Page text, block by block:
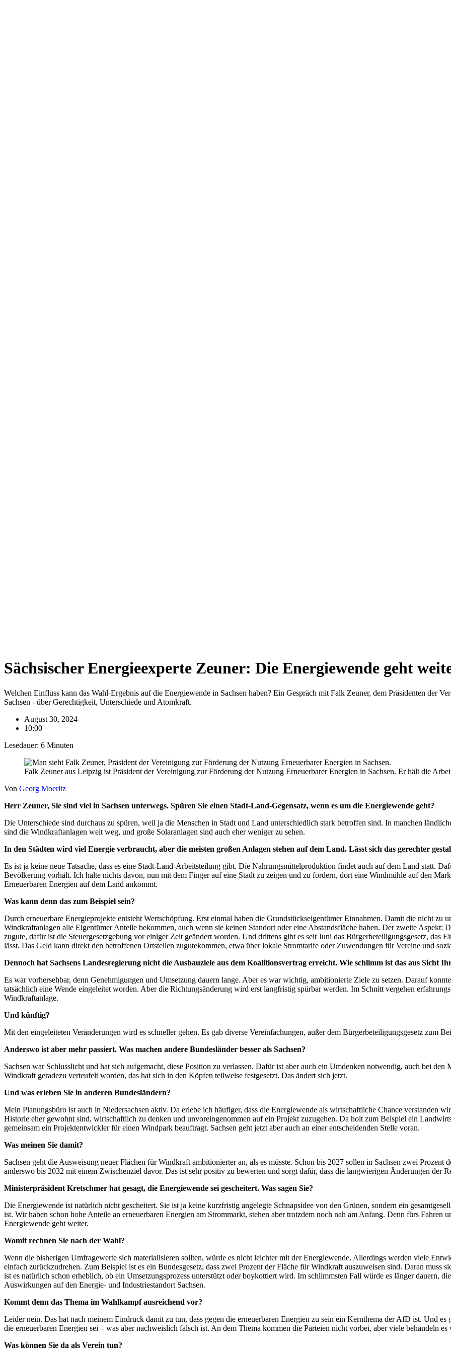
Sächsischer Energieexperte Zeuner: Die Energiewende geht
Welchen Einfluss kann das Wahl-Ergebnis auf die Energiewende in Sachsen haben? Ein Gespräch mit Falk Zeuner, dem Präsidenten der
Sachsen - über Gerechtigkeit, Unterschiede und Atomkraft.
August 30, 2024
10:00
Lesedauer: 6 Minuten
Falk Zeuner aus Leipzig ist Präsident der Vereinigung zur Förderung der Nutzung Erneuerbarer Energien in Sachsen. Er hält die
Von Georg Moeritz
Herr Zeuner, Sie sind viel in Sachsen unterwegs. Spüren Sie einen Stadt-Land-Gegensatz, wenn es um die Energiewende geht?
Die Unterschiede sind durchaus zu spüren, weil ja die Menschen in Stadt und Land unterschiedlich stark betroffen sind. In manchen
sind die Windkraftanlagen weit weg, und große Solaranlagen sind auch eher weniger zu sehen.
In den Städten wird viel Energie verbraucht, aber die meisten großen Anlagen stehen auf dem Land. Lässt sich das gerechter
Es ist ja keine neue Tatsache, dass es eine Stadt-Land-Arbeitsteilung gibt. Die Nahrungsmittelproduktion findet auch auf dem Land statt.
Bevölkerung vorhält. Ich halte nichts davon, nun mit dem Finger auf eine Stadt zu zeigen und zu fordern, dort eine Windmühle auf den
Erneuerbaren Energien auf dem Land ankommt.
Was kann denn das zum Beispiel sein?
Durch erneuerbare Energieprojekte entsteht Wertschöpfung. Erst einmal haben die Grundstückseigentümer Einnahmen. Damit die nicht zu
Windkraftanlagen alle Eigentümer Anteile bekommen, auch wenn sie keinen Standort oder eine Abstandsfläche haben. Der zweite Aspekt:
zugute, dafür ist die Steuergesetzgebung vor einiger Zeit geändert worden. Und drittens gibt es seit Juni das Bürgerbeteiligungsgesetz, das
lässt. Das Geld kann direkt den betroffenen Ortsteilen zugutekommen, etwa über lokale Stromtarife oder Zuwendungen für Vereine und
Dennoch hat Sachsens Landesregierung nicht die Ausbauziele aus dem Koalitionsvertrag erreicht. Wie schlimm ist das aus
Es war vorhersehbar, denn Genehmigungen und Umsetzung dauern lange. Aber es war wichtig, ambitionierte Ziele zu setzen. Darauf
tatsächlich eine Wende eingeleitet worden. Aber die Richtungsänderung wird erst langfristig spürbar werden. Im Schnitt vergehen
Windkraftanlage.
Und künftig?
Mit den eingeleiteten Veränderungen wird es schneller gehen. Es gab diverse Vereinfachungen, außer dem Bürgerbeteiligungsgesetz zum
Anderswo ist aber mehr passiert. Was machen andere Bundesländer besser als Sachsen?
Sachsen war Schlusslicht und hat sich aufgemacht, diese Position zu verlassen. Dafür ist aber auch ein Umdenken notwendig, auch bei
Windkraft geradezu verteufelt worden, das hat sich in den Köpfen teilweise festgesetzt. Das ändert sich jetzt.
Und was erleben Sie in anderen Bundesländern?
Mein Planungsbüro ist auch in Niedersachsen aktiv. Da erlebe ich häufiger, dass die Energiewende als wirtschaftliche Chance verstanden
Historie eher gewohnt sind, wirtschaftlich zu denken und unvoreingenommen auf ein Projekt zuzugehen. Da holt zum Beispiel ein
gemeinsam ein Projektentwickler für einen Windpark beauftragt. Sachsen geht jetzt aber auch an einer entscheidenden Stelle voran.
Was meinen Sie damit?
Sachsen geht die Ausweisung neuer Flächen für Windkraft ambitionierter an, als es müsste. Schon bis 2027 sollen in Sachsen zwei Prozent
anderswo bis 2032 mit einem Zwischenziel davor. Das ist sehr positiv zu bewerten und sorgt dafür, dass die langwierigen Änderungen der
Ministerpräsident Kretschmer hat gesagt, die Energiewende sei gescheitert. Was sagen Sie?
Die Energiewende ist natürlich nicht gescheitert. Sie ist ja keine kurzfristig angelegte Schnapsidee von den Grünen, sondern ein
ist. Wir haben schon hohe Anteile an erneuerbaren Energien am Strommarkt, stehen aber trotzdem noch nah am Anfang. Denn fürs
Energiewende geht weiter.
Womit rechnen Sie nach der Wahl?
Wenn die bisherigen Umfragewerte sich materialisieren sollten, würde es nicht leichter mit der Energiewende. Allerdings werden viele
einfach zurückzudrehen. Zum Beispiel ist es ein Bundesgesetz, dass zwei Prozent der Fläche für Windkraft auszuweisen sind. Daran muss
ist es natürlich schon erheblich, ob ein Umsetzungsprozess unterstützt oder boykottiert wird. Im schlimmsten Fall würde es länger dauern,
Auswirkungen auf den Energie- und Industriestandort Sachsen.
Kommt denn das Thema im Wahlkampf ausreichend vor?
Leider nein. Das hat nach meinem Eindruck damit zu tun, dass gegen die erneuerbaren Energien zu sein ein Kernthema der AfD ist. Und
die erneuerbaren Energien sei – was aber nachweislich falsch ist. An dem Thema kommen die Parteien nicht vorbei, aber viele behandeln
Was können Sie da als Verein tun?